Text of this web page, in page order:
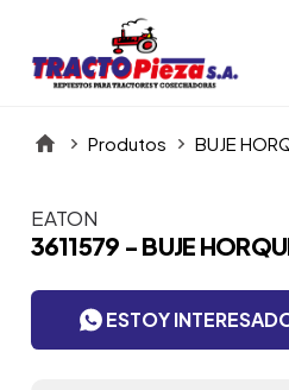
Produtos BUJE
Itens da Galeria
EATON
3611579 - BUJE
ESTOY